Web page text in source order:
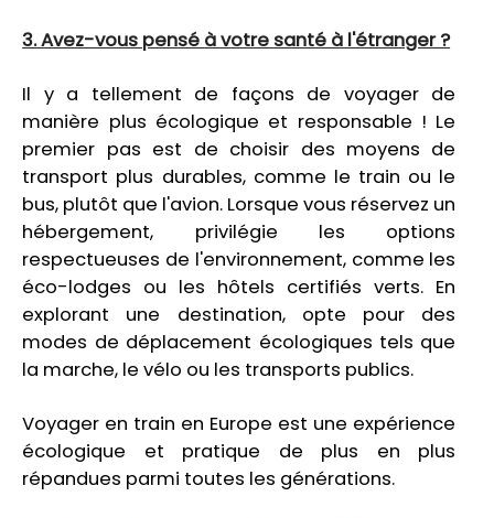
3. Avez-vous pensé à votre santé à l'étranger ?
Il y a tellement de façons de voyager de
manière plus écologique et responsable ! Le
premier pas est de choisir des moyens de
transport plus durables, comme le train ou le
bus, plutôt que l'avion. Lorsque vous réservez un
hébergement, privilégie les options
respectueuses de l'environnement, comme les
éco-lodges ou les hôtels certifiés verts. En
explorant une destination, opte pour des
modes de déplacement écologiques tels que
la marche, le vélo ou les transports publics.
Voyager en train en Europe est une expérience
écologique et pratique de plus en plus
répandues parmi toutes les générations.